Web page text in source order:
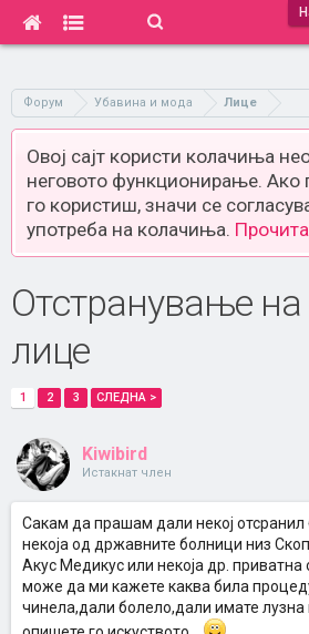
Форум Убавина и мода Лице
Овој сајт користи колачиња
неговото функционирање.
го користиш, значи се
употреба на колачиња.
Отстранување
лице
1 2 3 СЛЕДНА >
Kiwibird
Истакнат член
Сакам да прашам дали некој
некоја од државните болници низ
Акус Медикус или некоја др.
може да ми кажете каква била
чинела,дали болело,дали имате лузна